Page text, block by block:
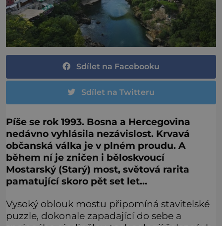
Sdílet na Facebooku
Sdílet na Twitteru
Píše se rok 1993. Bosna a Hercegovina
nedávno vyhlásila nezávislost. Krvavá
občanská válka je v plném proudu. A
během ní je zničen i běloskvoucí
Mostarský (Starý) most, světová rarita
pamatující skoro pět set let…
Vysoký oblouk mostu připomíná stavitelské
puzzle, dokonale zapadající do sebe a